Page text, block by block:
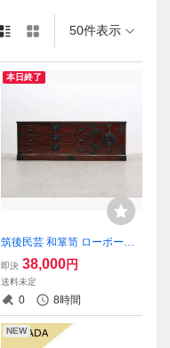
50件表示
本日終了
筑後民芸 和箪笥 ローボード
チェスト 箪笥 引き出し 収納
欅材 民芸家具/仙台岩屋堂時
代レトロアンティーク/RCT0
3018
即決 38,000円
送料未定
0 8時間
NEW